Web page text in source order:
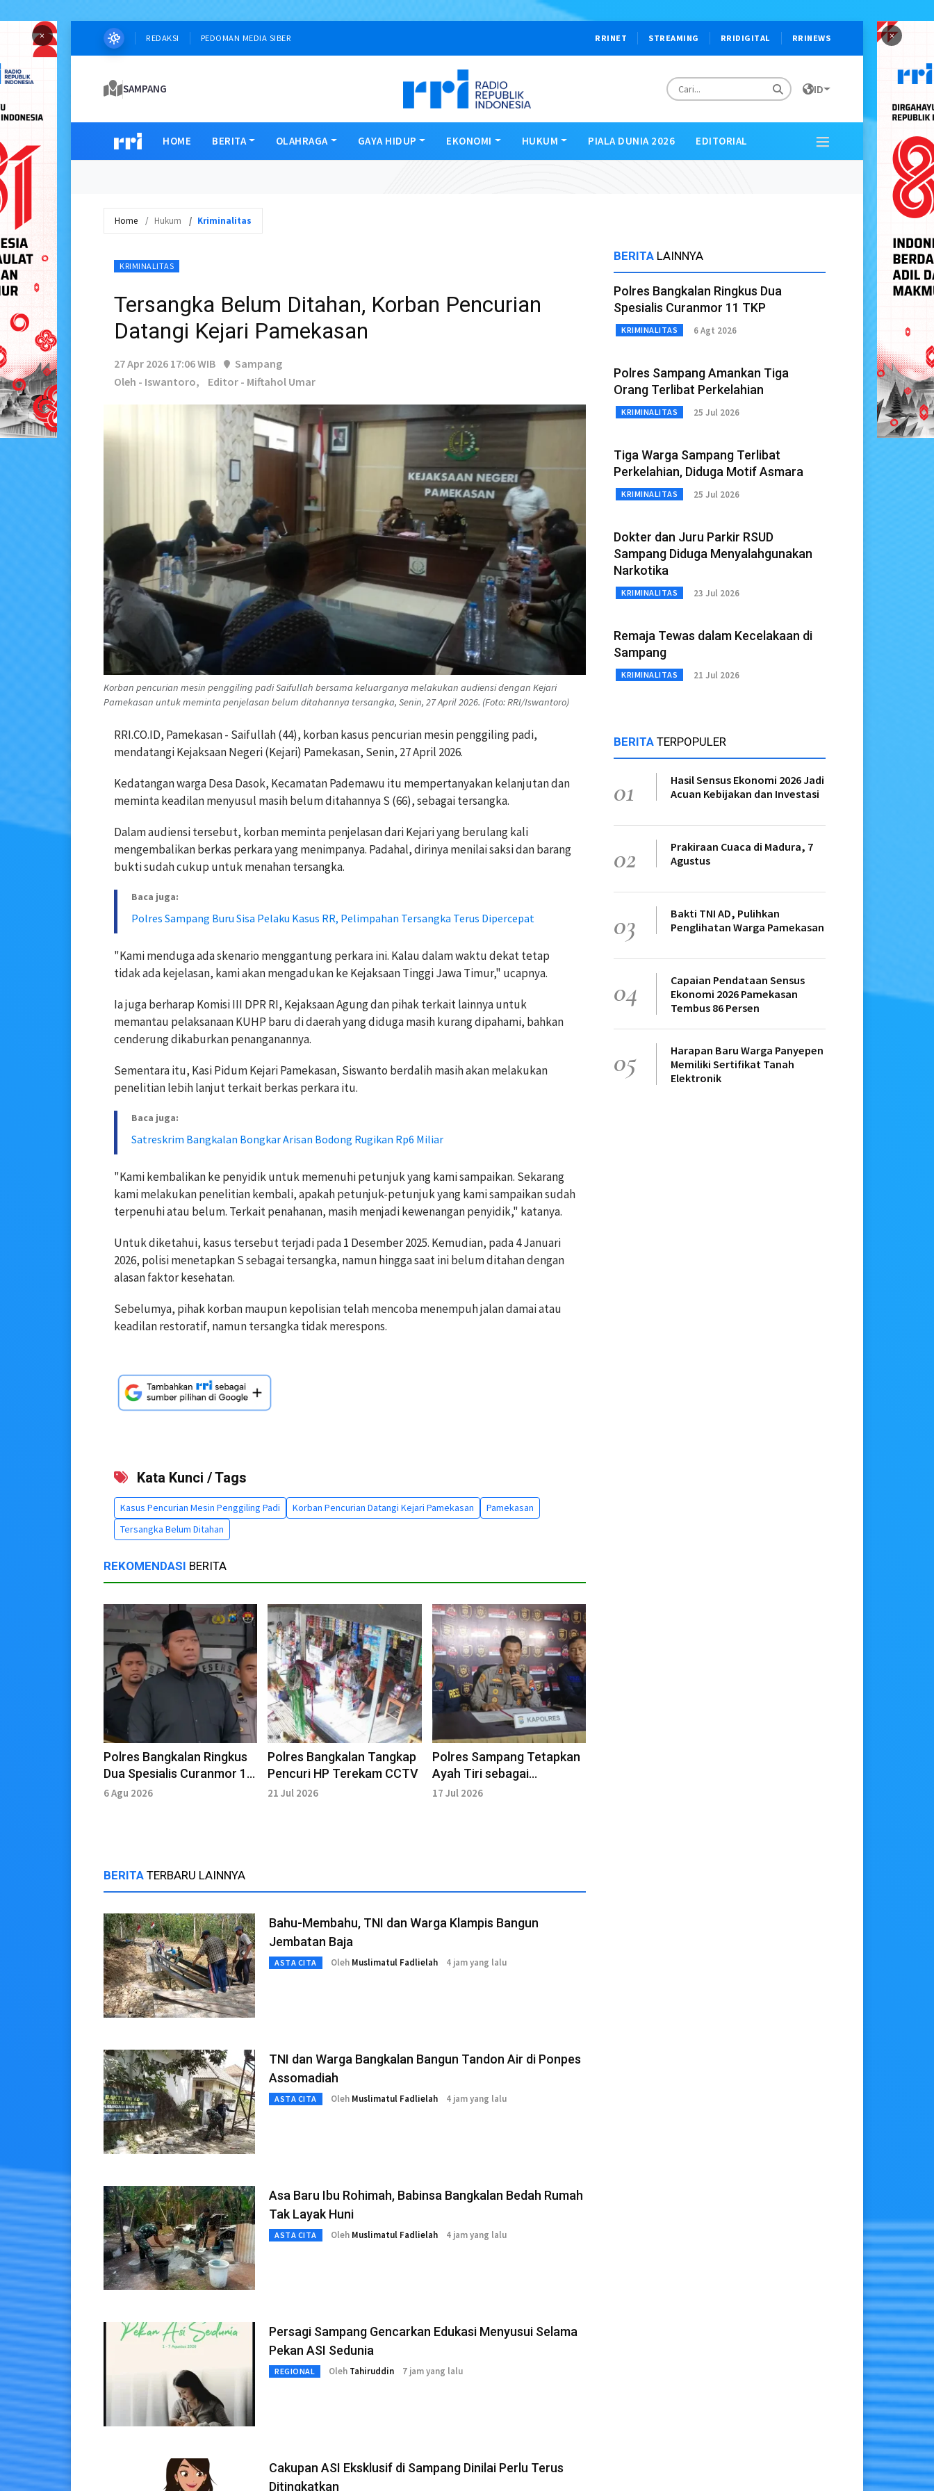
× ×
REDAKSI PEDOMAN MEDIA SIBER RRINET STREAMING RRIDIGITAL RRINEWS
SAMPANG ID
HOME BERITA OLAHRAGA GAYA HIDUP EKONOMI HUKUM PIALA DUNIA 2026 EDITORIAL
Home Hukum Kriminalitas
KRIMINALITAS
Tersangka Belum Ditahan, Korban Pencurian
Datangi Kejari Pamekasan
27 Apr 2026 17:06 WIB
Sampang
Oleh - Iswantoro,
Editor - Miftahol Umar
Korban pencurian mesin penggiling padi Saifullah bersama keluarganya melakukan audiensi dengan Kejari
Pamekasan untuk meminta penjelasan belum ditahannya tersangka, Senin, 27 April 2026. (Foto: RRI/Iswantoro)
RRI.CO.ID, Pamekasan - Saifullah (44), korban kasus pencurian mesin penggiling padi,
mendatangi Kejaksaan Negeri (Kejari) Pamekasan, Senin, 27 April 2026.
Kedatangan warga Desa Dasok, Kecamatan Pademawu itu mempertanyakan kelanjutan dan
meminta keadilan menyusul masih belum ditahannya S (66), sebagai tersangka.
Dalam audiensi tersebut, korban meminta penjelasan dari Kejari yang berulang kali
mengembalikan berkas perkara yang menimpanya. Padahal, dirinya menilai saksi dan barang
bukti sudah cukup untuk menahan tersangka.
Baca juga:
Polres Sampang Buru Sisa Pelaku Kasus RR, Pelimpahan Tersangka Terus Dipercepat
"Kami menduga ada skenario menggantung perkara ini. Kalau dalam waktu dekat tetap
tidak ada kejelasan, kami akan mengadukan ke Kejaksaan Tinggi Jawa Timur," ucapnya.
Ia juga berharap Komisi III DPR RI, Kejaksaan Agung dan pihak terkait lainnya untuk
memantau pelaksanaan KUHP baru di daerah yang diduga masih kurang dipahami, bahkan
cenderung dikaburkan penanganannya.
Sementara itu, Kasi Pidum Kejari Pamekasan, Siswanto berdalih masih akan melakukan
penelitian lebih lanjut terkait berkas perkara itu.
Baca juga:
Satreskrim Bangkalan Bongkar Arisan Bodong Rugikan Rp6 Miliar
"Kami kembalikan ke penyidik untuk memenuhi petunjuk yang kami sampaikan. Sekarang
kami melakukan penelitian kembali, apakah petunjuk-petunjuk yang kami sampaikan sudah
terpenuhi atau belum. Terkait penahanan, masih menjadi kewenangan penyidik," katanya.
Untuk diketahui, kasus tersebut terjadi pada 1 Desember 2025. Kemudian, pada 4 Januari
2026, polisi menetapkan S sebagai tersangka, namun hingga saat ini belum ditahan dengan
alasan faktor kesehatan.
Sebelumya, pihak korban maupun kepolisian telah mencoba menempuh jalan damai atau
keadilan restoratif, namun tersangka tidak merespons.
Kata Kunci / Tags
Kasus Pencurian Mesin Penggiling Padi Korban Pencurian Datangi Kejari Pamekasan
Pamekasan
Tersangka Belum Ditahan
REKOMENDASI BERITA
Polres Bangkalan Ringkus
Dua Spesialis Curanmor 11
TKP
6 Agu 2026
Polres Bangkalan Tangkap
Pencuri HP Terekam CCTV
21 Jul 2026
Polres Sampang Tetapkan
Ayah Tiri sebagai
Tersangka Dugaan
17 Jul 2026
BERITA TERBARU LAINNYA
Bahu-Membahu, TNI dan Warga Klampis Bangun
Jembatan Baja
ASTA CITA Oleh Muslimatul Fadlielah 4 jam yang lalu
TNI dan Warga Bangkalan Bangun Tandon Air di Ponpes
Assomadiah
ASTA CITA Oleh Muslimatul Fadlielah 4 jam yang lalu
Asa Baru Ibu Rohimah, Babinsa Bangkalan Bedah Rumah
Tak Layak Huni
ASTA CITA Oleh Muslimatul Fadlielah 4 jam yang lalu
Persagi Sampang Gencarkan Edukasi Menyusui Selama
Pekan ASI Sedunia
REGIONAL Oleh Tahiruddin 7 jam yang lalu
Cakupan ASI Eksklusif di Sampang Dinilai Perlu Terus
Ditingkatkan
BERITA LAINNYA
Polres Bangkalan Ringkus Dua
Spesialis Curanmor 11 TKP
KRIMINALITAS 6 Agt 2026
Polres Sampang Amankan Tiga
Orang Terlibat Perkelahian
KRIMINALITAS 25 Jul 2026
Tiga Warga Sampang Terlibat
Perkelahian, Diduga Motif Asmara
KRIMINALITAS 25 Jul 2026
Dokter dan Juru Parkir RSUD
Sampang Diduga Menyalahgunakan
Narkotika
KRIMINALITAS 23 Jul 2026
Remaja Tewas dalam Kecelakaan di
Sampang
KRIMINALITAS 21 Jul 2026
BERITA TERPOPULER
01
Hasil Sensus Ekonomi 2026 Jadi
Acuan Kebijakan dan Investasi
02
Prakiraan Cuaca di Madura, 7
Agustus
03
Bakti TNI AD, Pulihkan
Penglihatan Warga Pamekasan
04
Capaian Pendataan Sensus
Ekonomi 2026 Pamekasan
Tembus 86 Persen
05
Harapan Baru Warga Panyepen
Memiliki Sertifikat Tanah
Elektronik